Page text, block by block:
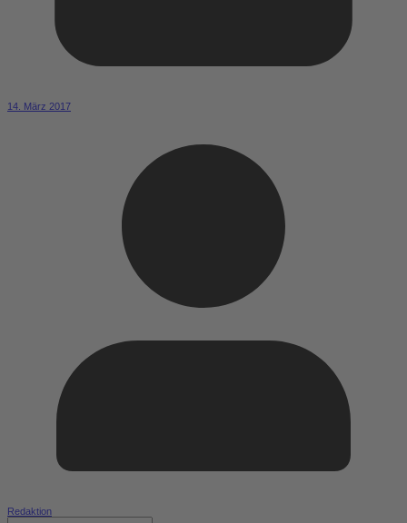
14. März 2017
Redaktion